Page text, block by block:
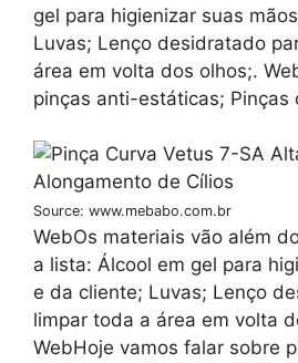
gel para higienizar suas
Luvas; Lenço desidratado
área em volta dos olhos;.
pinças anti-estáticas; Pinças
Source: www.mebabo.com.br
WebOs materiais vão além
a lista: Álcool em gel para
e da cliente; Luvas; Lenço
limpar toda a área em volta
WebHoje vamos falar sobre